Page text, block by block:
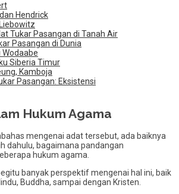
Hendrick
Tukar Pasangan di Tanah Air
Pasangan di Dunia
Wodaabe
Siberia Timur
Kamboja
Pasangan: Eksistensi
Hukum Agama
mengenai adat tersebut, ada baiknya
dahulu, bagaimana pandangan
hukum agama.
banyak perspektif mengenai hal ini, baik
Buddha, sampai dengan Kristen.